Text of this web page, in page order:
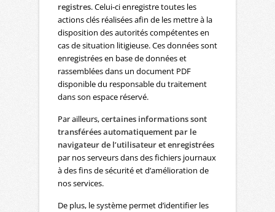
registres. Celui-ci enregistre toutes les
actions clés réalisées afin de les mettre à la
disposition des autorités compétentes en
cas de situation litigieuse. Ces données sont
enregistrées en base de données et
rassemblées dans un document PDF
disponible du responsable du traitement
dans son espace réservé.
Par ailleurs,certaines informations sont
transférées automatiquement par le
navigateur de l’utilisateur et enregistrées
par nos serveurs dans des fichiers journaux
à des fins de sécurité et d’amélioration de
nos services.
De plus, le système permet d’identifier les